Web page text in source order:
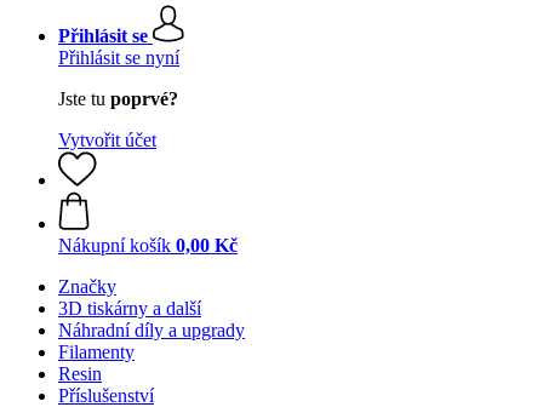
Přihlásit se
Přihlásit se nyní
Jste tu poprvé?
Vytvořit účet
Nákupní košík 0,00 Kč
Značky
3D tiskárny a další
Náhradní díly a upgrady
Filamenty
Resin
Příslušenství